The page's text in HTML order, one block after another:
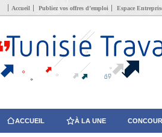
Accueil Publiez vos offres d’emploi Espace
ACCUEIL À LA UNE